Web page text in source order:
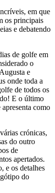
em que
os principais
e debatendo
de golfe em
o
e
onde toda a
de todos os
E o último
apresenta como
crónicas,
do outro
de
apertados.
e os detalhes
do